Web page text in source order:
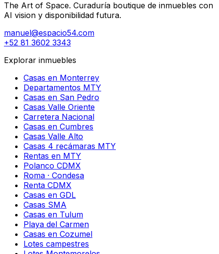
The Art of Space. Curaduría boutique de inmuebles con
AI vision y disponibilidad futura.
manuel@espacio54.com
+52 81 3602 3343
Explorar inmuebles
Casas en Monterrey
Departamentos MTY
Casas en San Pedro
Casas Valle Oriente
Carretera Nacional
Casas en Cumbres
Casas Valle Alto
Casas 4 recámaras MTY
Rentas en MTY
Polanco CDMX
Roma · Condesa
Renta CDMX
Casas en GDL
Casas SMA
Casas en Tulum
Playa del Carmen
Casas en Cozumel
Lotes campestres